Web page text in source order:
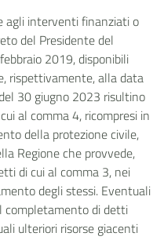
agli interventi finanziati o
del Presidente del
2019, disponibili
rispettivamente, alla data
30 giugno 2023 risultino
al comma 4, ricompresi in
della protezione civile,
Regione che provvede,
di cui al comma 3, nei
degli stessi. Eventuali
completamento di detti
ulteriori risorse giacenti